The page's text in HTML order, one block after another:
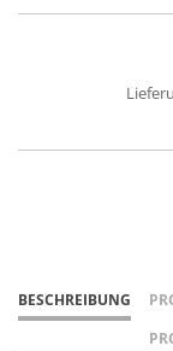
BESCHREIBUNG